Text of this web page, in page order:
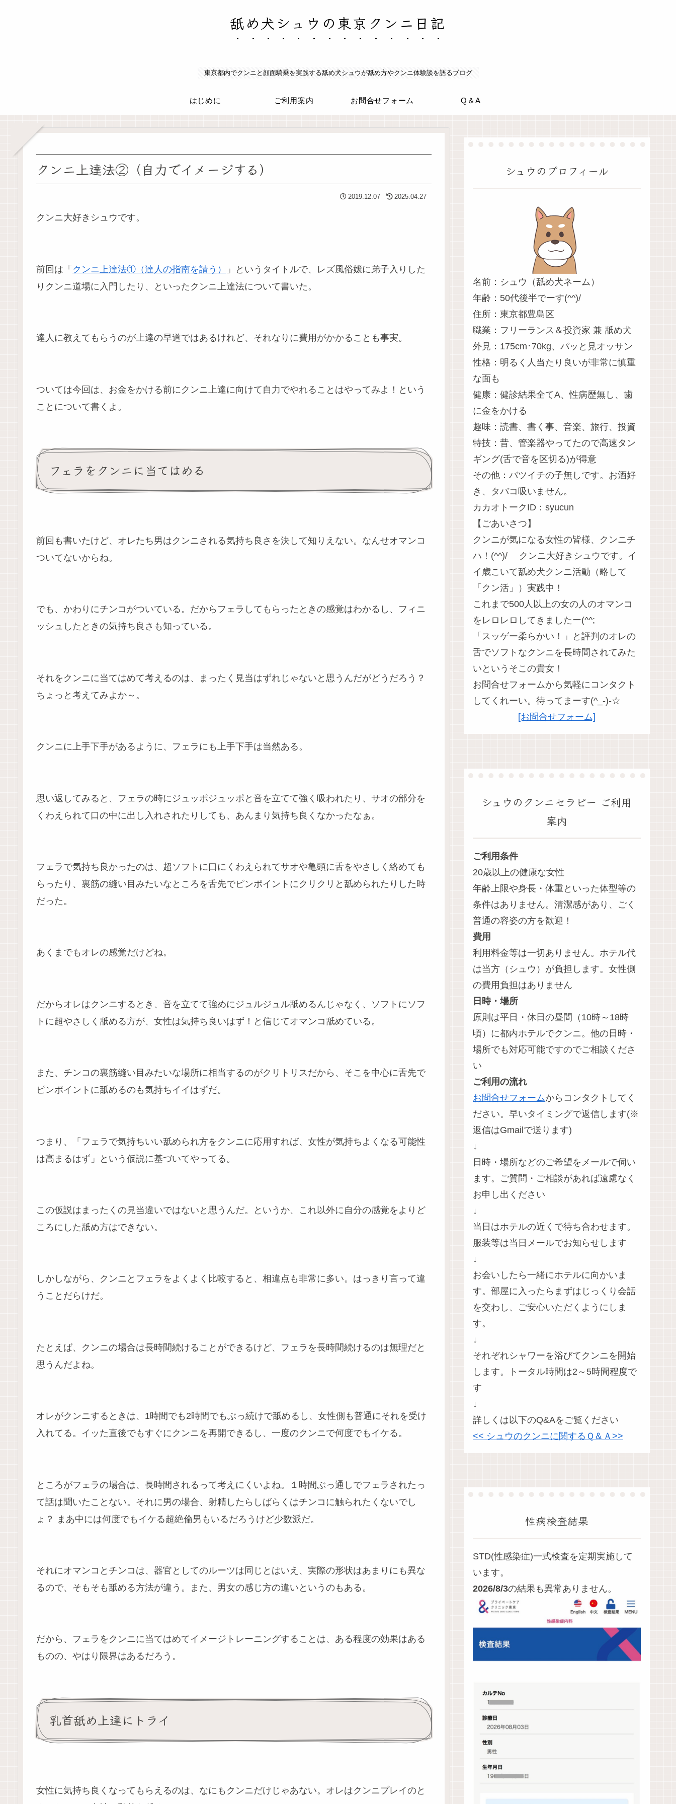
舐め犬シュウの東京クンニ日記
東京都内でクンニと顔面騎乗を実践する舐め犬シュウが舐め方やクンニ体験談を語るブログ
はじめに ご利用案内 お問合せフォーム Q＆A
クンニ上達法②（自力でイメージする）
2019.12.07 2025.04.27
クンニ大好きシュウです。
前回は「 クンニ上達法①（達人の指南を請う）
」というタイトルで、レズ風俗嬢に弟子入りした
りクンニ道場に入門したり、といったクンニ上達法について書いた。
達人に教えてもらうのが上達の早道ではあるけれど、それなりに費用がかかることも事実。
ついては今回は、お金をかける前にクンニ上達に向けて自力でやれることはやってみよ！という
ことについて書くよ。
フェラをクンニに当てはめる
前回も書いたけど、オレたち男はクンニされる気持ち良さを決して知りえない。なんせオマンコ
ついてないからね。
でも、かわりにチンコがついている。だからフェラしてもらったときの感覚はわかるし、フィニ
ッシュしたときの気持ち良さも知っている。
それをクンニに当てはめて考えるのは、まったく見当はずれじゃないと思うんだがどうだろう？
ちょっと考えてみよか～。
クンニに上手下手があるように、フェラにも上手下手は当然ある。
思い返してみると、フェラの時にジュッポジュッポと音を立てて強く吸われたり、サオの部分を
くわえられて口の中に出し入れされたりしても、あんまり気持ち良くなかったなぁ。
フェラで気持ち良かったのは、超ソフトに口にくわえられてサオや亀頭に舌をやさしく絡めても
らったり、裏筋の縫い目みたいなところを舌先でピンポイントにクリクリと舐められたりした時
だった。
あくまでもオレの感覚だけどね。
だからオレはクンニするとき、音を立てて強めにジュルジュル舐めるんじゃなく、ソフトにソフ
トに超やさしく舐める方が、女性は気持ち良いはず！と信じてオマンコ舐めている。
また、チンコの裏筋縫い目みたいな場所に相当するのがクリトリスだから、そこを中心に舌先で
ピンポイントに舐めるのも気持ちイイはずだ。
つまり、「フェラで気持ちいい舐められ方をクンニに応用すれば、女性が気持ちよくなる可能性
は高まるはず」という仮説に基づいてやってる。
この仮説はまったくの見当違いではないと思うんだ。というか、これ以外に自分の感覚をよりど
ころにした舐め方はできない。
しかしながら、クンニとフェラをよくよく比較すると、相違点も非常に多い。はっきり言って違
うことだらけだ。
たとえば、クンニの場合は長時間続けることができるけど、フェラを長時間続けるのは無理だと
思うんだよね。
オレがクンニするときは、1時間でも2時間でもぶっ続けで舐めるし、女性側も普通にそれを受け
入れてる。イッた直後でもすぐにクンニを再開できるし、一度のクンニで何度でもイケる。
ところがフェラの場合は、長時間されるって考えにくいよね。１時間ぶっ通しでフェラされたっ
て話は聞いたことない。それに男の場合、射精したらしばらくはチンコに触られたくないでし
ょ？ まあ中には何度でもイケる超絶倫男もいるだろうけど少数派だ。
それにオマンコとチンコは、器官としてのルーツは同じとはいえ、実際の形状はあまりにも異な
るので、そもそも舐める方法が違う。また、男女の感じ方の違いというのもある。
だから、フェラをクンニに当てはめてイメージトレーニングすることは、ある程度の効果はある
ものの、やはり限界はあるだろう。
乳首舐め上達にトライ
女性に気持ち良くなってもらえるのは、なにもクンニだけじゃあない。オレはクンニプレイのと
シュウのプロフィール
名前：シュウ（舐め犬ネーム）
年齢：50代後半でーす(^^)/
住所：東京都豊島区
職業：フリーランス＆投資家 兼 舐め犬
外見：175cm･70kg、パッと見オッサン
性格：明るく人当たり良いが非常に慎重
な面も
健康：健診結果全てA、性病歴無し、歯
に金をかける
趣味：読書、書く事、音楽、旅行、投資
特技：昔、管楽器やってたので高速タン
ギング(舌で音を区切る)が得意
その他：バツイチの子無しです。お酒好
き、タバコ吸いません。
カカオトークID：syucun
【ごあいさつ】
クンニが気になる女性の皆様、クンニチ
ハ！(^^)/ クンニ大好きシュウです。イ
イ歳こいて舐め犬クンニ活動（略して
「クン活」）実践中！
これまで500人以上の女の人のオマンコ
をレロレロしてきましたー(^^;
「スッゲー柔らかい！」と評判のオレの
舌でソフトなクンニを長時間されてみた
いというそこの貴女！
お問合せフォームから気軽にコンタクト
してくれーい。待ってまーす(^_-)-☆
[お問合せフォーム]
シュウのクンニセラピー ご利用
案内
ご利用条件
20歳以上の健康な女性
年齢上限や身長・体重といった体型等の
条件はありません。清潔感があり、ごく
普通の容姿の方を歓迎！
費用
利用料金等は一切ありません。ホテル代
は当方（シュウ）が負担します。女性側
の費用負担はありません
日時・場所
原則は平日・休日の昼間（10時～18時
頃）に都内ホテルでクンニ。他の日時・
場所でも対応可能ですのでご相談くださ
い
ご利用の流れ
お問合せフォームからコンタクトしてく
ださい。早いタイミングで返信します(※
返信はGmailで送ります)
↓
日時・場所などのご希望をメールで伺い
ます。ご質問・ご相談があれば遠慮なく
お申し出ください
↓
当日はホテルの近くで待ち合わせます。
服装等は当日メールでお知らせします
↓
お会いしたら一緒にホテルに向かいま
す。部屋に入ったらまずはじっくり会話
を交わし、ご安心いただくようにしま
す。
↓
それぞれシャワーを浴びてクンニを開始
します。トータル時間は2～5時間程度で
す
↓
詳しくは以下のQ&Aをご覧ください
<< シュウのクンニに関するＱ＆Ａ>>
性病検査結果
STD(性感染症)一式検査を定期実施して
います。
2026/8/3の結果も異常ありません。